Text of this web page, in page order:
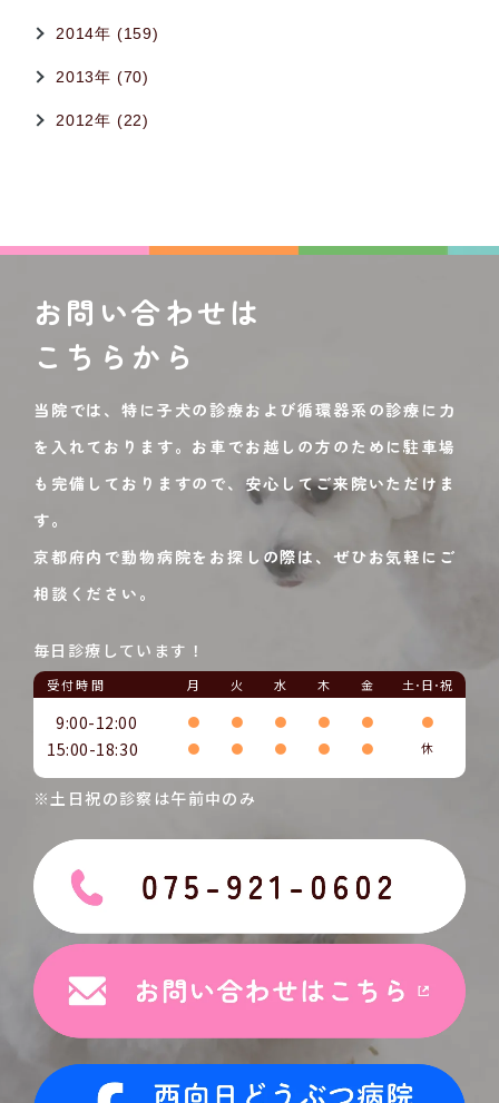
2014年 (159)
2013年 (70)
2012年 (22)
お問い合わせは
こちらから
当院では、特に子犬の診療および循環器系の診療に力
を入れております。お車でお越しの方のために駐車場
も完備しておりますので、安心してご来院いただけま
す。
京都府内で動物病院をお探しの際は、ぜひお気軽にご
相談ください。
毎日診療しています！
受付時間 月 火 水 木 金 土･日･祝
9:00-12:00 ● ● ● ● ● ●
15:00-18:30 ● ● ● ● ● 休
※土日祝の診察は午前中のみ